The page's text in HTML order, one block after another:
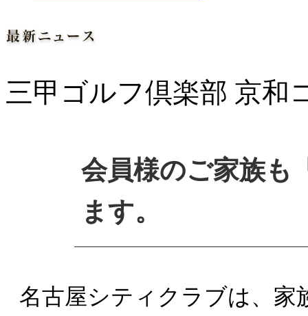
三甲ゴルフ倶楽部 京和
会員様のご家族も
ます。
名古屋シティクラブは、家